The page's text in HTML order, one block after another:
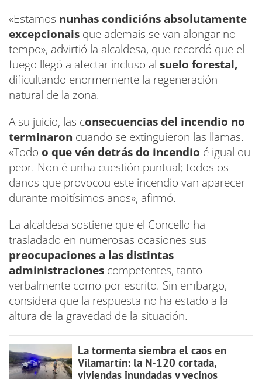
«Estamos nunhas condicións absolutamente
excepcionais que ademais se van alongar no
tempo», advirtió la alcaldesa, que recordó que el
fuego llegó a afectar incluso al suelo forestal,
dificultando enormemente la regeneración
natural de la zona.
A su juicio, las consecuencias del incendio no
terminaron cuando se extinguieron las llamas.
«Todo o que vén detrás do incendio é igual ou
peor. Non é unha cuestión puntual; todos os
danos que provocou este incendio van aparecer
durante moitísimos anos», afirmó.
La alcaldesa sostiene que el Concello ha
trasladado en numerosas ocasiones sus
preocupaciones a las distintas
administraciones competentes, tanto
verbalmente como por escrito. Sin embargo,
considera que la respuesta no ha estado a la
altura de la gravedad de la situación.
La tormenta siembra el caos en
Vilamartín: la N-120 cortada,
viviendas inundadas y vecinos